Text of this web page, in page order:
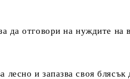
да отговори на нуждите на
лесно и запазва своя